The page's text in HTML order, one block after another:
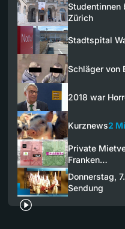
Studentinnen
Zürich
Stadtspital
Schläger von
2018 war
Kurznews2
Private
Franken…
Donnerstag,
Sendung